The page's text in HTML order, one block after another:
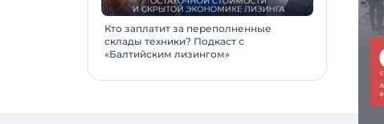
Кто заплатит за переполненные
склады техники? Подкаст с
«Балтийским лизингом»